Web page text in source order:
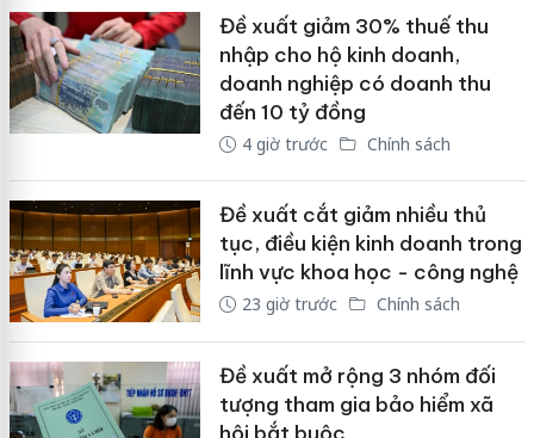
Đề xuất giảm 30% thuế thu
nhập cho hộ kinh doanh,
doanh nghiệp có doanh thu
đến 10 tỷ đồng
4 giờ trước Chính sách
Đề xuất cắt giảm nhiều thủ
tục, điều kiện kinh doanh trong
lĩnh vực khoa học - công nghệ
23 giờ trước Chính sách
Đề xuất mở rộng 3 nhóm đối
tượng tham gia bảo hiểm xã